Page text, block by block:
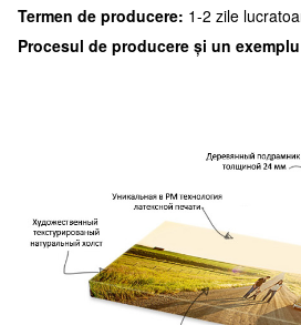
Termen de producere: 1-2 zile
Procesul de producere și un